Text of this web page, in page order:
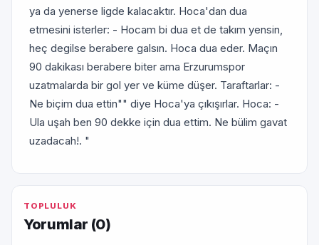
ya da yenerse ligde kalacaktır. Hoca'dan dua
etmesini isterler: - Hocam bi dua et de takım yensin,
heç degilse berabere galsın. Hoca dua eder. Maçın
90 dakikası berabere biter ama Erzurumspor
uzatmalarda bir gol yer ve küme düşer. Taraftarlar: -
Ne biçim dua ettin"" diye Hoca'ya çıkışırlar. Hoca: -
Ula uşah ben 90 dekke için dua ettim. Ne bülim gavat
uzadacah!. "
TOPLULUK
Yorumlar (0)